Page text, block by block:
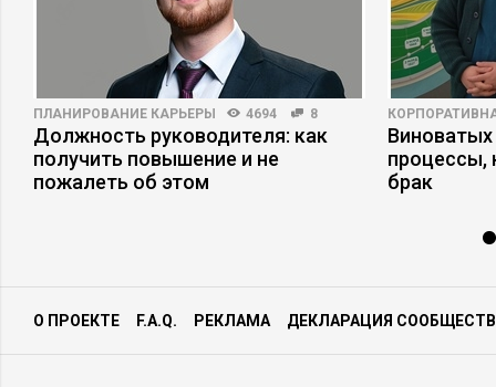
ПЛАНИРОВАНИЕ КАРЬЕРЫ 4694 8
Должность руководителя: как
получить повышение и не
пожалеть об этом
брак
О ПРОЕКТЕ F.A.Q. РЕКЛАМА ДЕКЛАРАЦИЯ